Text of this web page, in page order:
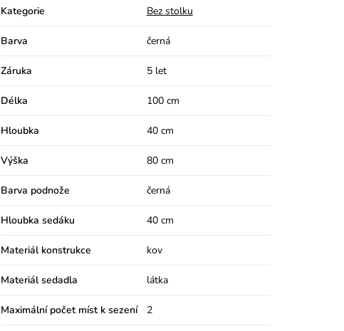
Kategorie Bez stolku
Barva černá
Záruka 5 let
Délka 100 cm
Hloubka 40 cm
Výška 80 cm
Barva podnože černá
Hloubka sedáku 40 cm
Materiál konstrukce kov
Materiál sedadla látka
Maximální počet míst k sezení 2